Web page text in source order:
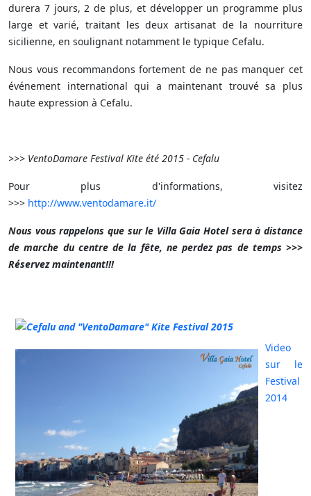
durera 7 jours, 2 de plus, et développer un programme plus
large et varié, traitant les deux artisanat de la nourriture
sicilienne, en soulignant notamment le typique Cefalu.
Nous vous recommandons fortement de ne pas manquer cet
événement international qui a maintenant trouvé sa plus
haute expression à Cefalu.
>>> VentoDamare Festival Kite été 2015 - Cefalu
Pour plus d'informations, visitez
>>> http://www.ventodamare.it/
Nous vous rappelons que sur le Villa Gaia Hotel sera à distance
de marche du centre de la fête, ne perdez pas de temps >>>
Réservez maintenant!!!
Video
sur le
Festival
2014